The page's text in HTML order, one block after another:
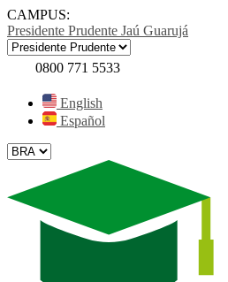
CAMPUS:
Presidente Prudente Jaú Guarujá
0800 771 5533
English
Español